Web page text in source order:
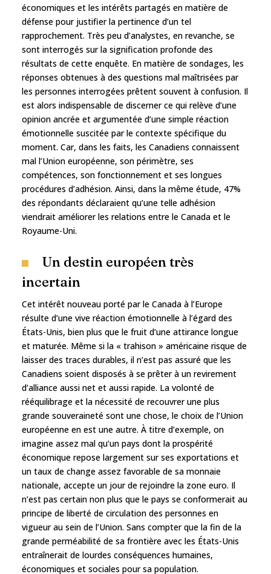
économiques et les intérêts partagés en matière de
défense pour justifier la pertinence d’un tel
rapprochement. Très peu d’analystes, en revanche, se
sont interrogés sur la signification profonde des
résultats de cette enquête. En matière de sondages, les
réponses obtenues à des questions mal maîtrisées par
les personnes interrogées prêtent souvent à confusion. Il
est alors indispensable de discerner ce qui relève d’une
opinion ancrée et argumentée d’une simple réaction
émotionnelle suscitée par le contexte spécifique du
moment. Car, dans les faits, les Canadiens connaissent
mal l’Union européenne, son périmètre, ses
compétences, son fonctionnement et ses longues
procédures d’adhésion. Ainsi, dans la même étude, 47%
des répondants déclaraient qu’une telle adhésion
viendrait améliorer les relations entre le Canada et le
Royaume-Uni.
Un destin européen très
incertain
Cet intérêt nouveau porté par le Canada à l’Europe
résulte d’une vive réaction émotionnelle à l’égard des
États-Unis, bien plus que le fruit d’une attirance longue
et maturée. Même si la « trahison » américaine risque de
laisser des traces durables, il n’est pas assuré que les
Canadiens soient disposés à se prêter à un revirement
d’alliance aussi net et aussi rapide. La volonté de
rééquilibrage et la nécessité de recouvrer une plus
grande souveraineté sont une chose, le choix de l’Union
européenne en est une autre. À titre d’exemple, on
imagine assez mal qu’un pays dont la prospérité
économique repose largement sur ses exportations et
un taux de change assez favorable de sa monnaie
nationale, accepte un jour de rejoindre la zone euro. Il
n’est pas certain non plus que le pays se conformerait au
principe de liberté de circulation des personnes en
vigueur au sein de l’Union. Sans compter que la fin de la
grande perméabilité de sa frontière avec les États-Unis
entraînerait de lourdes conséquences humaines,
économiques et sociales pour sa population.